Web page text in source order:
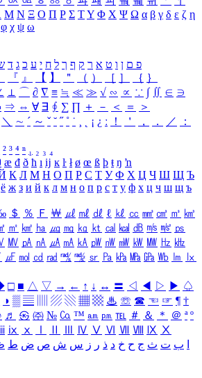
Μ Ν Ξ Ο Π Ρ Σ ΤΥ Φ Χ Ψ Ω α β γ δ ε ζ η
φ χ ψ ω
פ ם ן ו ט א ר ק ף ך ל ח י ע כ ג ד
『 』 【 】 ＂ （ ） ［ ］ ｛ ｝
⊥ ⌒ ∂ ∇ ≡ ≒ ≪ ≫ √ ∽ ∝ ∵ ∫ ∬ ∈ ∋
⇒ ⇔ ∀ ∃ ∮ ∑ ∏ ＋ － ＜ ＝
＞
＼ ∼ ´ ～ ˇ ˘ ˝ ˚ ˙ ¸ ¡ ¿ ː ！ ＇ ， ． ／
：
² ³ ⁴ ⁿ ₁ ₂ ₃ ₄
æ đ ð ħ ı ĳ ĸ ŀ ł ø œ ß þ ŧ ŋ ŉ
К Л М Н О П Р С Т У Ф Х Ц Ч Ш Щ Ъ
ё ж з и й к л м н о п р с т у ф х ц ч ш щ ъ
＄ ％ Ｆ ￦ ㎕ ㎖ ㎗ ℓ ㎘ ㏄ ㎣ ㎤ ㎥ ㎦
㎡ ㎢ ㏊ ㎍ ㎎ ㎏ ㏏ ㎈ ㎉ ㏈ ㎧ ㎨ ㎰
㎹ ㎀ ㎁ ㎂ ㎃ ㎄ ㎺ ㎻ ㎽ ㎾ ㎿ ㎐ ㎑
㎌ ㏖ ㏅ ㎭ ㎮ ㎯ ㏛ ㎩ ㎪ ㎫ ㎬ ㏝ ㏐
㏓
□ ■ △ ▽ → ← ↑ ↓ ↔ 〓 ◁ ◀ ▷ ▶ ♤
◑ ▒ ▤ ▨ ▧ ▦ ▩ ♨ ☏ ☎ ☜ ☞ ¶ †
♬ ㉿ ㈜ № ㏇ ™ ㏂ ㏘ ℡ ＃ ＆ ＊ ＠ ª º
ⅸ ⅹ Ⅳ Ⅴ Ⅵ Ⅶ Ⅷ Ⅸ Ⅹ
ب ت ث ج ح خ د ذ ر ز س ش ص ض ط